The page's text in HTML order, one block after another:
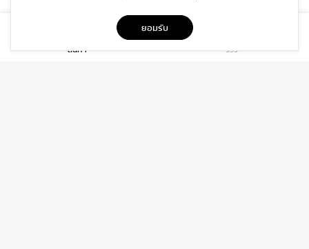
สินค้า รีวิว
1999/26 โครงการ DISTRICT SRIWARA ถ.ศรีวรา พลับพลา วังทองหลาง
กรุงเทพฯ 10310
ยอมรับ